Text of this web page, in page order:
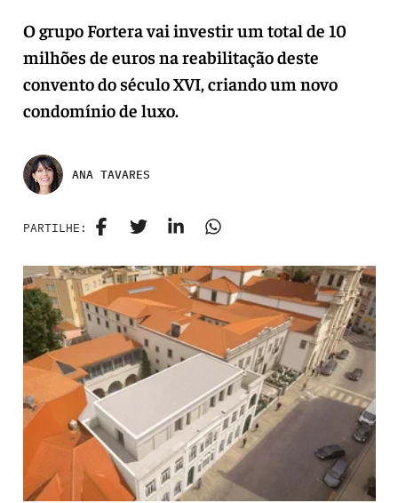
O grupo Fortera vai investir um total de 10
milhões de euros na reabilitação deste
convento do século XVI, criando um novo
condomínio de luxo.
ANA TAVARES
PARTILHE: